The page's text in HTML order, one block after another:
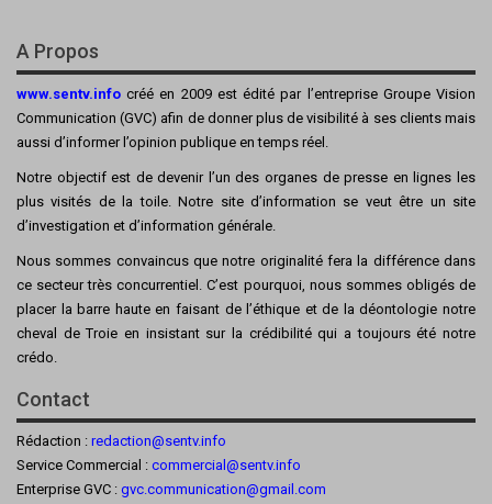
A Propos
www.sentv.info créé en 2009 est édité par l’entreprise Groupe Vision
Communication (GVC) afin de donner plus de visibilité à ses clients mais
aussi d’informer l’opinion publique en temps réel.
Notre objectif est de devenir l’un des organes de presse en lignes les
plus visités de la toile. Notre site d’information se veut être un site
d’investigation et d’information générale.
Nous sommes convaincus que notre originalité fera la différence dans
ce secteur très concurrentiel. C’est pourquoi, nous sommes obligés de
placer la barre haute en faisant de l’éthique et de la déontologie notre
cheval de Troie en insistant sur la crédibilité qui a toujours été notre
crédo.
Contact
Rédaction : redaction@sentv.info
Service Commercial : commercial@sentv.info
Enterprise GVC : gvc.communication@gmail.com